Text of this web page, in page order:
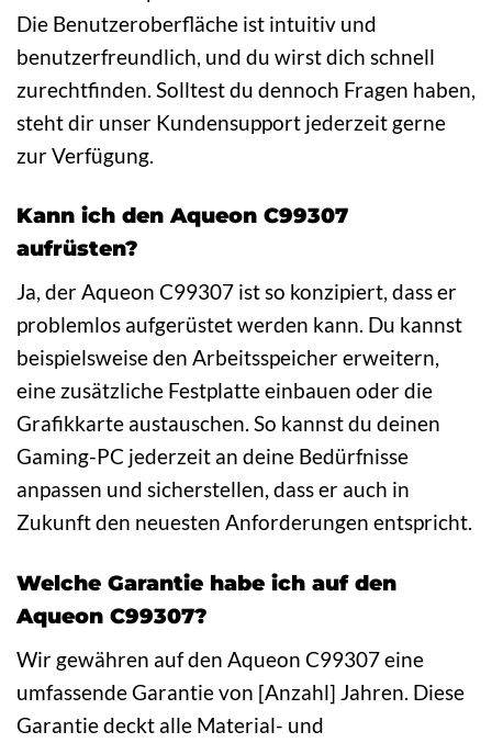
Die Benutzeroberfläche ist intuitiv und
benutzerfreundlich, und du wirst dich schnell
zurechtfinden. Solltest du dennoch Fragen haben,
steht dir unser Kundensupport jederzeit gerne
zur Verfügung.
Kann ich den Aqueon C99307
aufrüsten?
Ja, der Aqueon C99307 ist so konzipiert, dass er
problemlos aufgerüstet werden kann. Du kannst
beispielsweise den Arbeitsspeicher erweitern,
eine zusätzliche Festplatte einbauen oder die
Grafikkarte austauschen. So kannst du deinen
Gaming-PC jederzeit an deine Bedürfnisse
anpassen und sicherstellen, dass er auch in
Zukunft den neuesten Anforderungen entspricht.
Welche Garantie habe ich auf den
Aqueon C99307?
Wir gewähren auf den Aqueon C99307 eine
umfassende Garantie von [Anzahl] Jahren. Diese
Garantie deckt alle Material- und